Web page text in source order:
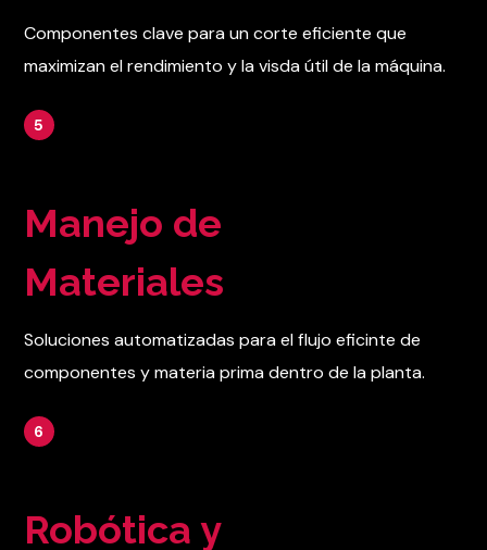
Componentes clave para un corte eficiente que
maximizan el rendimiento y la visda útil de la máquina.
5
Manejo de
Materiales
Soluciones automatizadas para el flujo eficinte de
componentes y materia prima dentro de la planta.
6
Robótica y